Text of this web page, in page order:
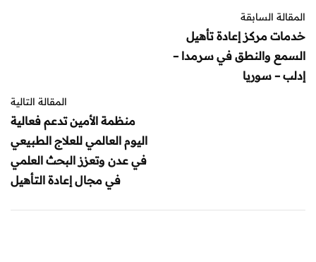
المقالة السابقة
خدمات مركز إعادة تأهيل
السمع والنطق في سرمدا –
إدلب – سوريا
المقالة التالية
منظمة الأمين تدعم فعالية
اليوم العالمي للعلاج الطبيعي
في عدن وتعزز البحث العلمي
في مجال إعادة التأهيل